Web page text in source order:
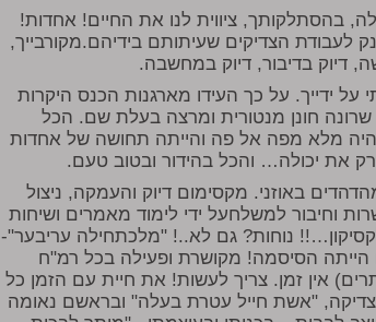
בהסתלקותך, ציווית לנו את החיים! אחדות!
לעבודת הצדיקים שעיתותם בידיהם.מקורבייך,
דיוק בדיבור, דיוק במחשבה.
ידייך. על כך העידו מארגנות הכנס היקרות
חונן מנטורית ומרצה בעלת שם. הכל
מלא מפה אל פה והייתה תחושה של אחדות
את יכולה… והכל בהידור ובטוב טעם.
באוזני. מקסימום דיוק והעמקה, ניצול
וחיבור למשלחעל ידי לימוד מאמרים ושיחות
נוחות? גם לא..! "מלכתחילה עריבער"-
הייתה הסיסמה! מקושרת ופעילה בכל רמ"ח
אין זמן. צריך לעשות! את חיית עם הזמן כל
"אשת חייל עטרת בעלה" ובראשם נאומה